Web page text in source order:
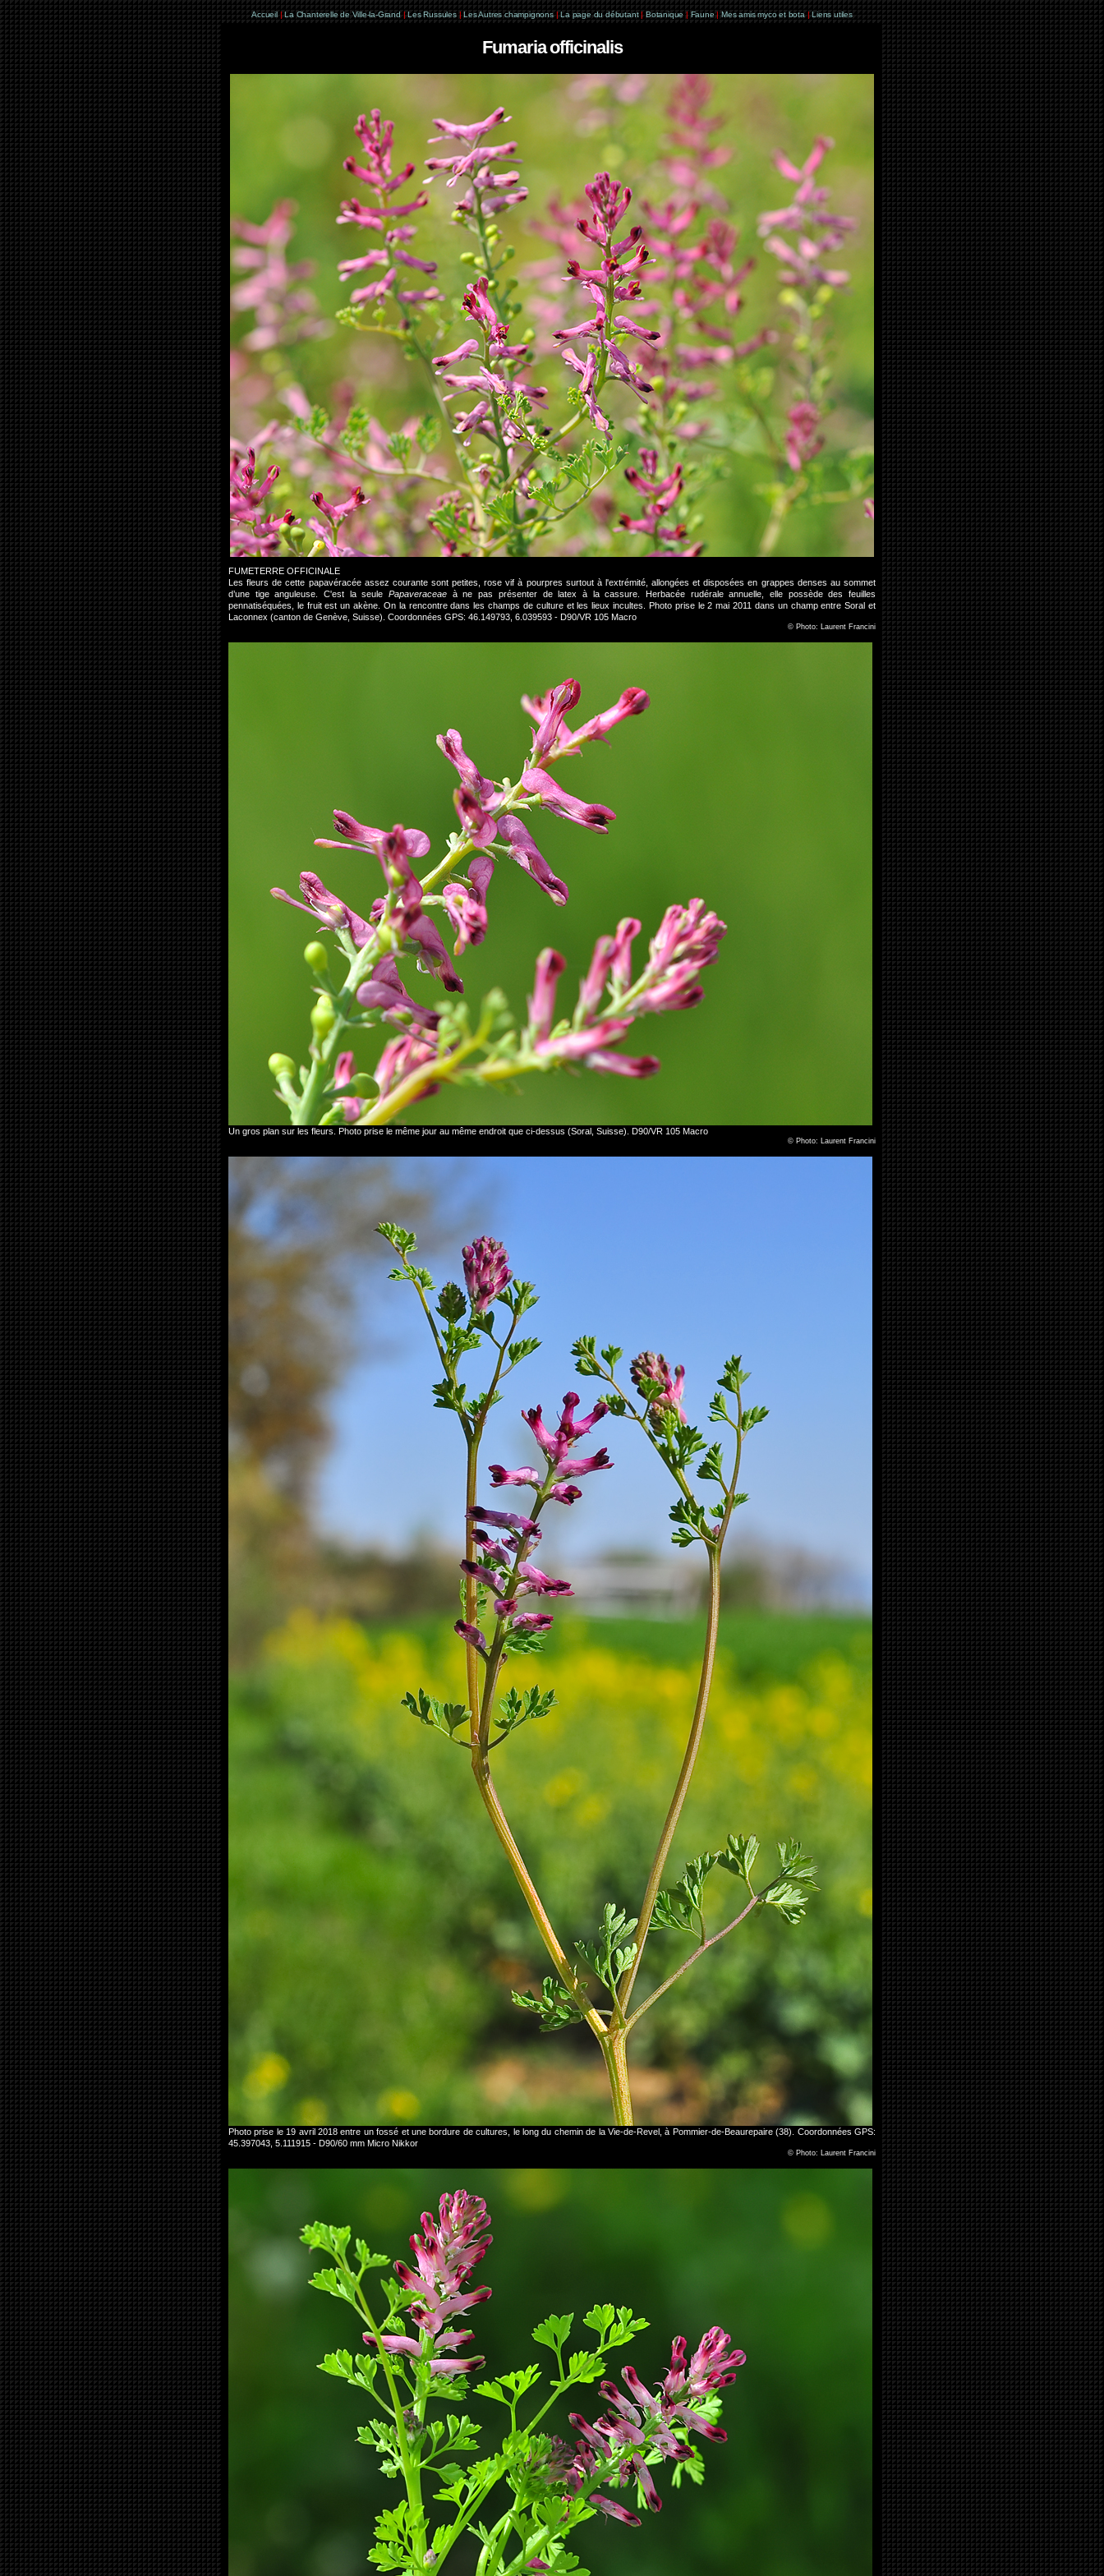
Accueil | La Chanterelle de Ville-la-Grand | Les Russules | Les Autres champignons | La page du débutant | Botanique | Faune | Mes amis myco et bota | Liens utiles
Fumaria officinalis
FUMETERRE OFFICINALE
Les fleurs de cette papavéracée assez courante sont petites, rose vif à pourpres surtout à l'extrémité, allongées et disposées en grappes denses au sommet
d’une tige anguleuse. C'est la seulePapaveraceae à ne pas présenter de latex à la cassure. Herbacée rudérale annuelle, elle possède des feuilles
pennatiséquées, le fruit est un akène. On la rencontre dans les champs de culture et les lieux incultes. Photo prise le 2 mai 2011 dans un champ entre Soral et
Laconnex (canton de Genève, Suisse). Coordonnées GPS: 46.149793, 6.039593 - D90/VR 105 Macro
© Photo: Laurent Francini
Un gros plan sur les fleurs. Photo prise le même jour au même endroit que ci-dessus (Soral, Suisse). D90/VR 105 Macro
© Photo: Laurent Francini
Photo prise le 19 avril 2018 entre un fossé et une bordure de cultures, le long du chemin de la Vie-de-Revel, à Pommier-de-Beaurepaire (38). Coordonnées GPS:
45.397043, 5.111915 - D90/60 mm Micro Nikkor
© Photo: Laurent Francini